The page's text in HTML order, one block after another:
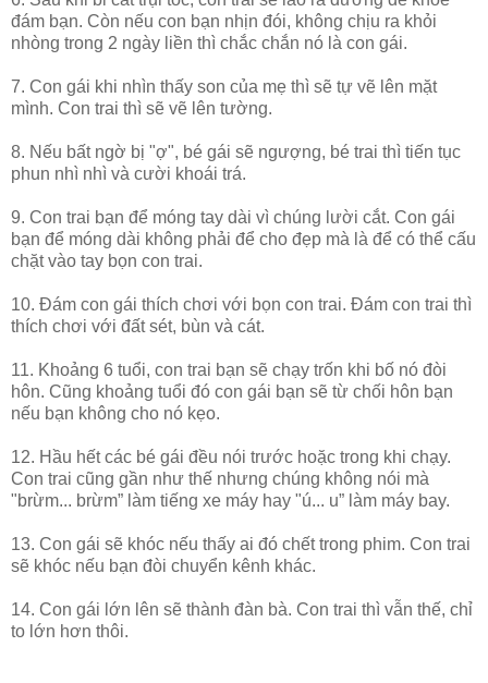
đám bạn. Còn nếu con bạn nhịn đói, không chịu ra khỏi
nhòng trong 2 ngày liền thì chắc chắn nó là con gái.
7. Con gái khi nhìn thấy son của mẹ thì sẽ tự vẽ lên mặt
mình. Con trai thì sẽ vẽ lên tường.
8. Nếu bất ngờ bị "ợ", bé gái sẽ ngượng, bé trai thì tiến tục
phun nhì nhì và cười khoái trá.
9. Con trai bạn để móng tay dài vì chúng lười cắt. Con gái
bạn để móng dài không phải để cho đẹp mà là để có thể cấu
chặt vào tay bọn con trai.
10. Đám con gái thích chơi với bọn con trai. Đám con trai thì
thích chơi với đất sét, bùn và cát.
11. Khoảng 6 tuổi, con trai bạn sẽ chạy trốn khi bố nó đòi
hôn. Cũng khoảng tuổi đó con gái bạn sẽ từ chối hôn bạn
nếu bạn không cho nó kẹo.
12. Hầu hết các bé gái đều nói trước hoặc trong khi chạy.
Con trai cũng gần như thế nhưng chúng không nói mà
"brừm... brừm” làm tiếng xe máy hay "ú... u” làm máy bay.
13. Con gái sẽ khóc nếu thấy ai đó chết trong phim. Con trai
sẽ khóc nếu bạn đòi chuyển kênh khác.
14. Con gái lớn lên sẽ thành đàn bà. Con trai thì vẫn thế, chỉ
to lớn hơn thôi.